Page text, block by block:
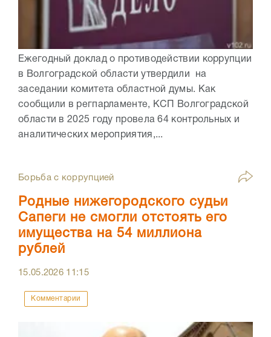
Ежегодный доклад о противодействии коррупции
в Волгоградской области утвердили на
заседании комитета областной думы. Как
сообщили в регпарламенте, КСП Волгоградской
области в 2025 году провела 64 контрольных и
аналитических мероприятия,...
Борьба с коррупцией
Родные нижегородского судьи
Сапеги не смогли отстоять его
имущества на 54 миллиона
рублей
15.05.2026 11:15
Комментарии